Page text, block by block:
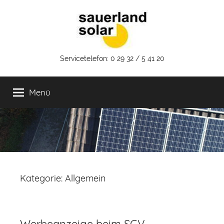
Sauerland
Solar
GmbH
Servicetelefon: 0 29 32 / 5 41 20
Menü
Kategorie: Allgemein